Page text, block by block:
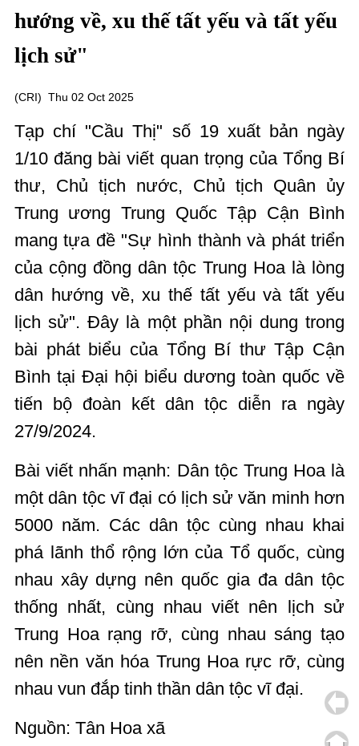
hướng về, xu thế tất yếu và tất yếu
lịch sử"
(CRI) Thu 02 Oct 2025
Tạp chí "Cầu Thị" số 19 xuất bản ngày
1/10 đăng bài viết quan trọng của Tổng Bí
thư, Chủ tịch nước, Chủ tịch Quân ủy
Trung ương Trung Quốc Tập Cận Bình
mang tựa đề "Sự hình thành và phát triển
của cộng đồng dân tộc Trung Hoa là lòng
dân hướng về, xu thế tất yếu và tất yếu
lịch sử". Đây là một phần nội dung trong
bài phát biểu của Tổng Bí thư Tập Cận
Bình tại Đại hội biểu dương toàn quốc về
tiến bộ đoàn kết dân tộc diễn ra ngày
27/9/2024.
Bài viết nhấn mạnh: Dân tộc Trung Hoa là
một dân tộc vĩ đại có lịch sử văn minh hơn
5000 năm. Các dân tộc cùng nhau khai
phá lãnh thổ rộng lớn của Tổ quốc, cùng
nhau xây dựng nên quốc gia đa dân tộc
thống nhất, cùng nhau viết nên lịch sử
Trung Hoa rạng rỡ, cùng nhau sáng tạo
nên nền văn hóa Trung Hoa rực rỡ, cùng
nhau vun đắp tinh thần dân tộc vĩ đại.
Nguồn: Tân Hoa xã